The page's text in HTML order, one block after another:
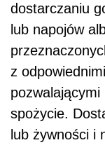
dostarczaniu
lub napojów
z
spożycie.
lub żywności i